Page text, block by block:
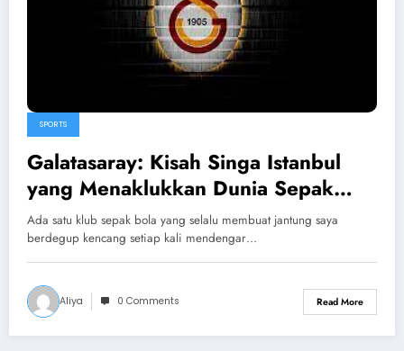
SPORTS
Galatasaray: Kisah Singa Istanbul
yang Menaklukkan Dunia Sepak
Bola
Ada satu klub sepak bola yang selalu membuat jantung saya
berdegup kencang setiap kali mendengar…
Aliya 0 Comments Read More